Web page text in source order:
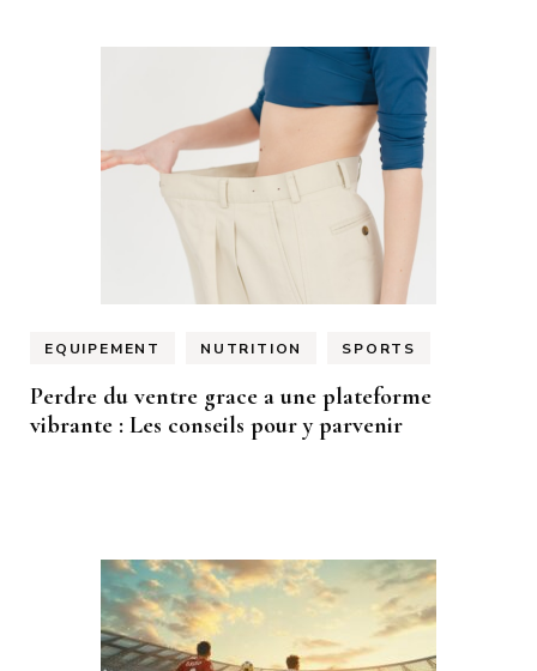
EQUIPEMENT NUTRITION SPORTS
Perdre du ventre grace a une plateforme
vibrante : Les conseils pour y parvenir